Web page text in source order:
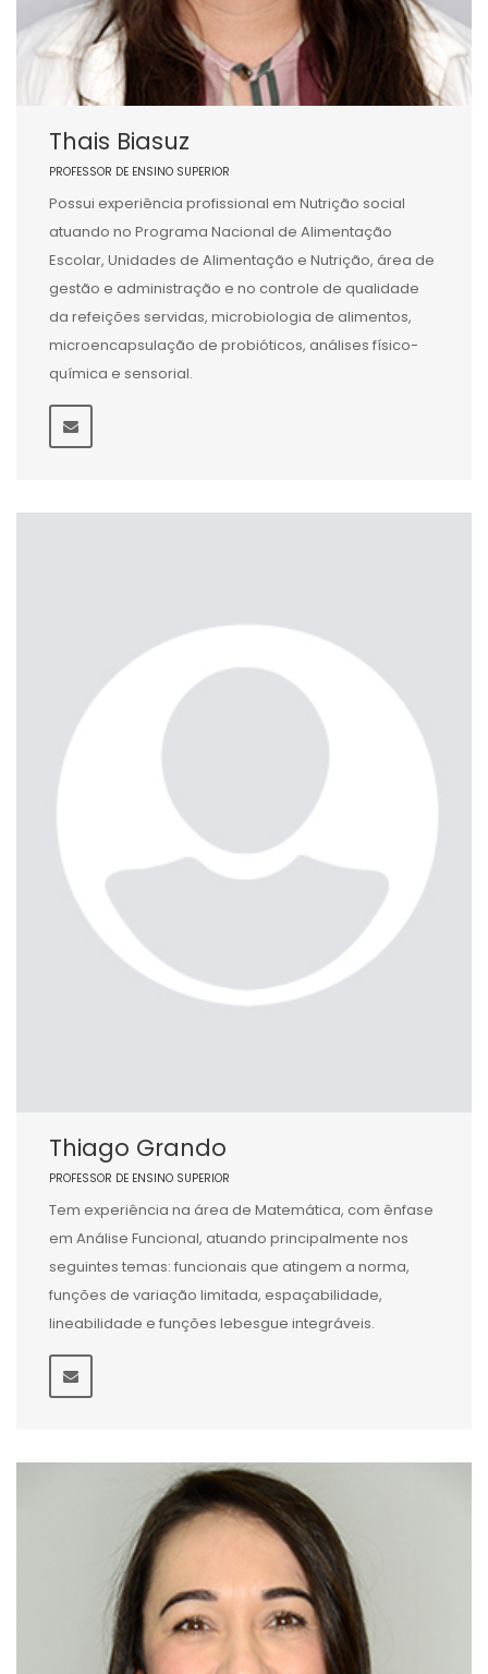
Thais Biasuz
PROFESSOR DE ENSINO SUPERIOR
Possui experiência profissional em Nutrição social
atuando no Programa Nacional de Alimentação
Escolar, Unidades de Alimentação e Nutrição, área de
gestão e administração e no controle de qualidade
da refeições servidas, microbiologia de alimentos,
microencapsulação de probióticos, análises físico-
química e sensorial.
Thiago Grando
PROFESSOR DE ENSINO SUPERIOR
Tem experiência na área de Matemática, com ênfase
em Análise Funcional, atuando principalmente nos
seguintes temas: funcionais que atingem a norma,
funções de variação limitada, espaçabilidade,
lineabilidade e funções lebesgue integráveis.